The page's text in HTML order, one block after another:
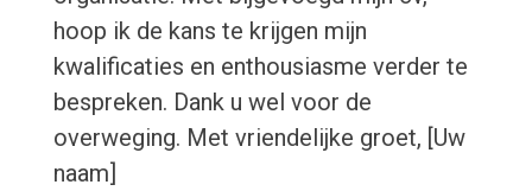
hoop ik de kans te krijgen mijn
kwalificaties en enthousiasme verder te
bespreken. Dank u wel voor de
overweging. Met vriendelijke groet, [Uw
naam]